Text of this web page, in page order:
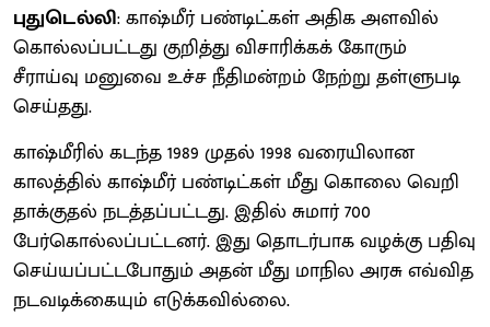
புதுடெல்லி: காஷ்மீர் பண்டிட்கள் அதிக அளவில்
கொல்லப்பட்டது குறித்து விசாரிக்கக் கோரும்
சீராய்வு மனுவை உச்ச நீதிமன்றம் நேற்று தள்ளுபடி
செய்தது.
காஷ்மீரில் கடந்த 1989 முதல் 1998 வரையிலான
காலத்தில் காஷ்மீர் பண்டிட்கள் மீது கொலை வெறி
தாக்குதல் நடத்தப்பட்டது. இதில் சுமார் 700
பேர்கொல்லப்பட்டனர். இது தொடர்பாக வழக்கு பதிவு
செய்யப்பட்டபோதும் அதன் மீது மாநில அரசு எவ்வித
நடவடிக்கையும் எடுக்கவில்லை.